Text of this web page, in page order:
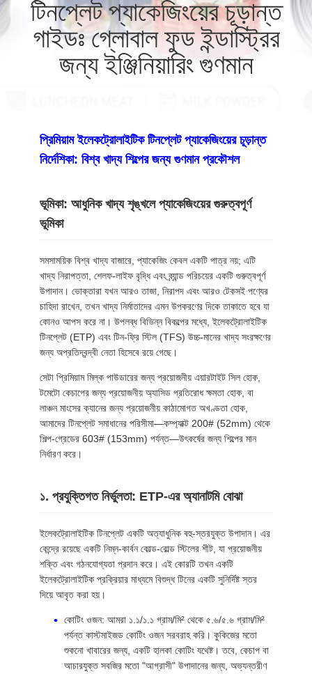
মান
উদ্ধৃতির
জন্য
আবেদন
গোপনীয়তা
টিনপ্লেট প্যাকেজিংয়ের চূড়ান্ত
গাইডঃ গ্লোবাল ফুড ইন্ডাস্ট্রির
জন্য ইঞ্জিনিয়ারিং গুণমান
প্রিমিয়াম ইলেকট্রোলাইটিক টিনপ্লেট প্যাকেজিংয়ের চূড়ান্ত
নির্দেশিকা: বিশ্ব খাদ্য শিল্পের জন্য গুণমান প্রকৌশল
ভূমিকা: আধুনিক খাদ্য শৃঙ্খলে প্যাকেজিংয়ের গুরুত্বপূর্ণ
ভূমিকা
সমসাময়িক বিশ্ব খাদ্য বাজারে, প্যাকেজিং কেবল একটি পাত্র নয়; এটি
খাদ্য নিরাপত্তা, শেলফ-লাইফ বৃদ্ধি এবং ব্র্যান্ড পরিচয়ের একটি গুরুত্বপূর্ণ
উপাদান। ভোক্তারা যখন আরও তাজা, নিরাপদ এবং আরও টেকসই পণ্যের
চাহিদা রাখেন, তখন খাদ্য নির্মাতাদের এমন উপকরণের দিকে তাকাতে হবে যা
কোনও আপস করে না। উপলব্ধ বিভিন্ন বিকল্পের মধ্যে, ইলেকট্রোলাইটিক
টিনপ্লেট (ETP) এবং টিন-ফ্রি স্টিল (TFS) উচ্চ-মানের খাদ্য সংরক্ষণের
জন্য অপ্রতিদ্বন্দ্বী নেতা হিসেবে রয়ে গেছে।
সেটা প্রিমিয়াম মিল্ক পাউডারের জন্য প্রয়োজনীয় এয়ারটাইট সিল হোক,
টমেটো কেচাপের জন্য প্রয়োজনীয় অ্যাসিড প্রতিরোধ ক্ষমতা হোক, বা
লাঞ্চন মাংসের ক্যানের জন্য প্রয়োজনীয় কাঠামোগত অখণ্ডতা হোক,
আমাদের টিনপ্লেট সমাধানের পরিসীমা—কম্প্যাক্ট 200# (52mm) থেকে
শিল্প-গ্রেডের 603# (153mm) পর্যন্ত—উৎকর্ষের জন্য শিল্পের মান
নির্ধারণ করে।
১. প্রযুক্তিগত নির্ভুলতা: ETP-এর অ্যানাটমি বোঝা
ইলেকট্রোলাইটিক টিনপ্লেট একটি অত্যাধুনিক বহু-স্তরযুক্ত উপাদান। এর
কেন্দ্রে রয়েছে একটি নিম্ন-কার্বন কোল্ড-রোল্ড স্টিলের শীট, যা প্রয়োজনীয়
শক্তি এবং গঠনযোগ্যতা প্রদান করে। এই কোরটি তখন একটি
ইলেকট্রোলাইটিক প্রক্রিয়ার মাধ্যমে বিশুদ্ধ টিনের একটি সুনির্দিষ্ট স্তর
দিয়ে আবৃত করা হয়।
কোটিং ওজন: আমরা ১.১/১.১ গ্রাম/মি² থেকে ৫.৬/৫.৬ গ্রাম/মি²
পর্যন্ত কাস্টমাইজড কোটিং ওজন সরবরাহ করি। কুকিজের মতো
শুকনো খাবারের জন্য, একটি হালকা কোটিং যথেষ্ট। তবে, কেচাপ বা
আচারযুক্ত সবজির মতো "আগ্রাসী" উপাদানের জন্য, অভ্যন্তরীণ